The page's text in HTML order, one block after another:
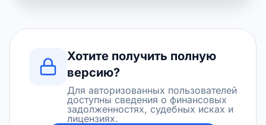
Хотите получить полную
версию?
Для авторизованных пользователей
доступны сведения о финансовых
задолженностях, судебных исках и
лицензиях.